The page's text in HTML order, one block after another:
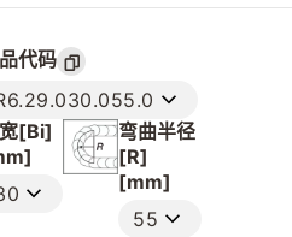
代码
[Bi]
弯曲半径
[R]
[mm]
55